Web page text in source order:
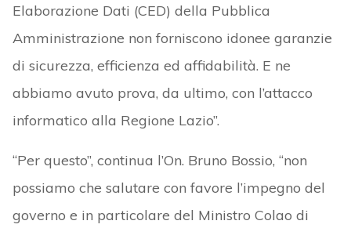
Elaborazione Dati (CED) della Pubblica
Amministrazione non forniscono idonee garanzie
di sicurezza, efficienza ed affidabilità. E ne
abbiamo avuto prova, da ultimo, con l’attacco
informatico alla Regione Lazio”.
“Per questo”, continua l’On. Bruno Bossio, “non
possiamo che salutare con favore l’impegno del
governo e in particolare del Ministro Colao di